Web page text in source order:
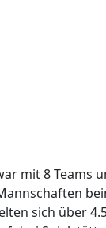
mit 8 Teams
sich über